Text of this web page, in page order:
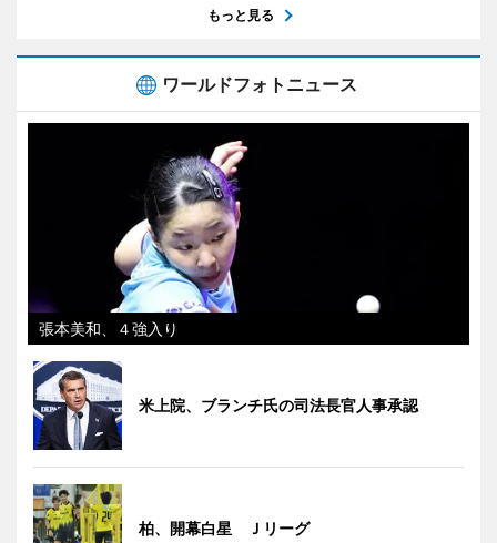
もっと見る
ワールドフォトニュース
張本美和、４強入り
米上院、ブランチ氏の司法長官人事承認
柏、開幕白星 Ｊリーグ